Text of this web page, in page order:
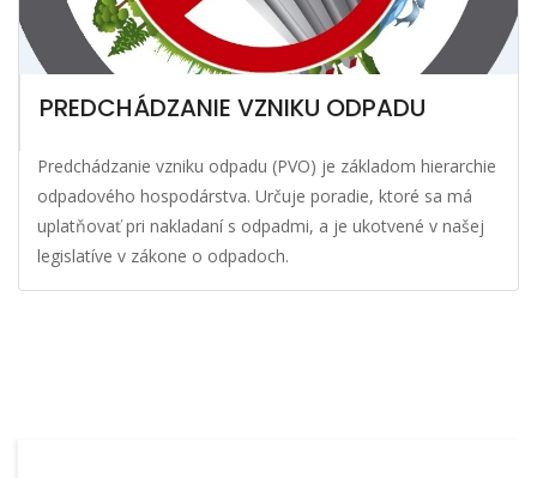
PREDCHÁDZANIE VZNIKU ODPADU
Predchádzanie vzniku odpadu (PVO) je základom hierarchie
odpadového hospodárstva. Určuje poradie, ktoré sa má
uplatňovať pri nakladaní s odpadmi, a je ukotvené v našej
legislatíve v zákone o odpadoch.